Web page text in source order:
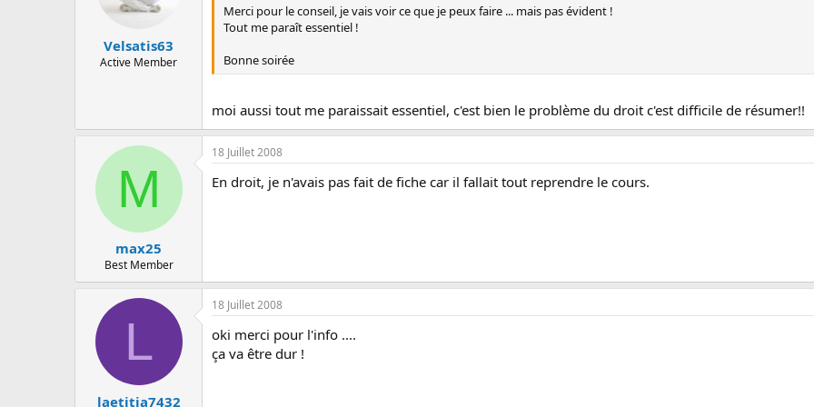
Velsatis63
Active Member
Merci pour le conseil, je vais voir ce que je peux faire ... mais pas évident !
Tout me paraît essentiel !
Bonne soirée
moi aussi tout me paraissait essentiel, c'est bien le problème du droit c'est difficile de résumer!!
M
max25
Best Member
18 Juillet 2008
En droit, je n'avais pas fait de fiche car il fallait tout reprendre le cours.
L
laetitia7432
18 Juillet 2008
oki merci pour l'info ....
ça va être dur !